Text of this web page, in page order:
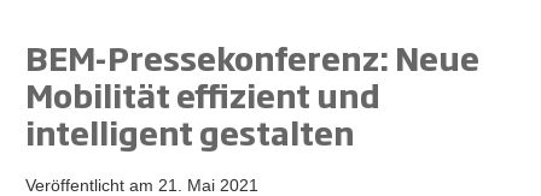
BEM-Pressekonferenz: Neue
Mobilität effizient und
intelligent gestalten
Veröffentlicht am 21. Mai 2021